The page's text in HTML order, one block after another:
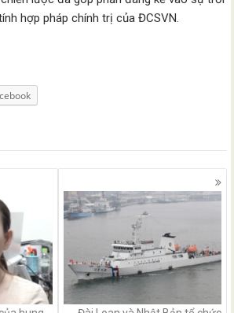
hợp pháp chính trị của ĐCSVN.